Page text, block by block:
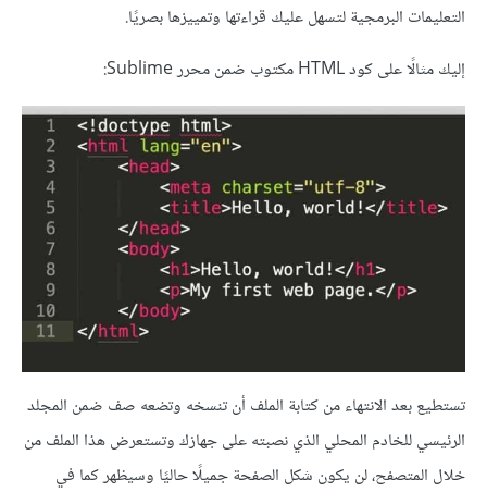
التعليمات البرمجية لتسهل عليك قراءتها وتمييزها بصريًا.
إليك مثالًا على كود HTML مكتوب ضمن محرر Sublime:
تستطيع بعد الانتهاء من كتابة الملف أن تنسخه وتضعه صف ضمن المجلد
الرئيسي للخادم المحلي الذي نصبته على جهازك وتستعرض هذا الملف من
خلال المتصفح، لن يكون شكل الصفحة جميلًا حاليًا وسيظهر كما في